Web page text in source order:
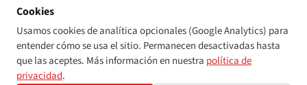
Cookies
Usamos cookies de analítica opcionales (Google Analytics) para
entender cómo se usa el sitio. Permanecen desactivadas hasta
que las aceptes. Más información en nuestra política de
privacidad.